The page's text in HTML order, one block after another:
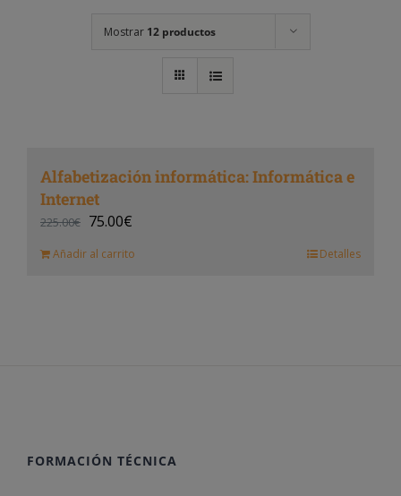
Mostrar 12 productos
Alfabetización informática: Informática e
Internet
225.00€ 75.00€
Añadir al carrito Detalles
FORMACIÓN TÉCNICA